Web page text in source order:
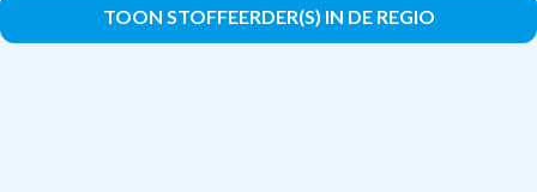
TOON STOFFEERDER(S) IN DE REGIO